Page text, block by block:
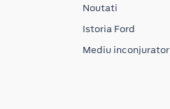
Noutati
Istoria Ford
Mediu inconjurator